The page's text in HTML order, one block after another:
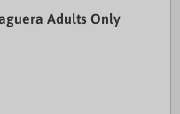
Adults Only